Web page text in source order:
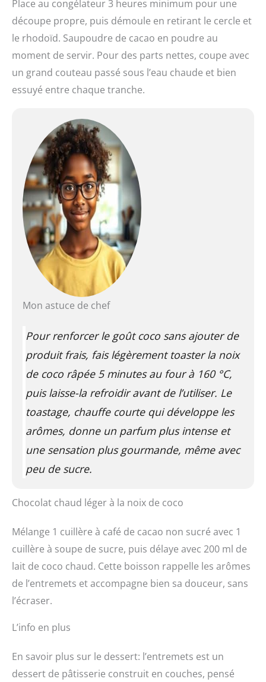
Place au congélateur 3 heures minimum pour une
découpe propre, puis démoule en retirant le cercle et
le rhodoïd. Saupoudre de cacao en poudre au
moment de servir. Pour des parts nettes, coupe avec
un grand couteau passé sous l’eau chaude et bien
essuyé entre chaque tranche.
Mon astuce de chef
Pour renforcer le goût coco sans ajouter de
produit frais, fais légèrement toaster la noix
de coco râpée 5 minutes au four à 160 °C,
puis laisse-la refroidir avant de l’utiliser. Le
toastage, chauffe courte qui développe les
arômes, donne un parfum plus intense et
une sensation plus gourmande, même avec
peu de sucre.
Chocolat chaud léger à la noix de coco
Mélange 1 cuillère à café de cacao non sucré avec 1
cuillère à soupe de sucre, puis délaye avec 200 ml de
lait de coco chaud. Cette boisson rappelle les arômes
de l’entremets et accompagne bien sa douceur, sans
l’écraser.
L’info en plus
En savoir plus sur le dessert: l’entremets est un
dessert de pâtisserie construit en couches, pensé